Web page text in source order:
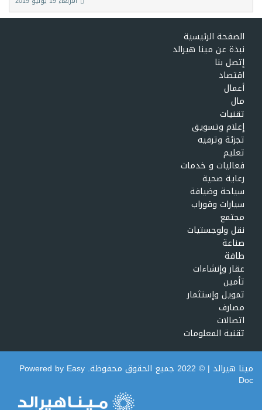
الصفحة الرئيسية
نبذة عن مينا هيرالد
إتصل بنا
اقتصاد
أعمال
مال
تقنيات
إعلام وتسويق
تجزئة وترفيه
تعليم
فعاليات و خدمات
رعاية صحية
سياحة وضيافة
سيارات وقوراب
مجتمع
نقل ولوجستيات
صناعة
طاقة
عقار وإنشاءات
تأمين
تمويل وإستثمار
مصارف
اتصالات
تقنية المعلومات
مينا هيرالد| © 2022 جميع الحقوق محفوظة. Powered by Easy
Doc